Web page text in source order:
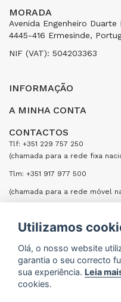
MORADA
Avenida Engenheiro Duarte
4445-416 Ermesinde,
NIF (VAT): 504203363
INFORMAÇÃO
A MINHA CONTA
CONTACTOS
Tlf: +351 229 757 250
(chamada para a rede fixa
Tlm: +351 917 977 500
(chamada para a rede móvel
ENVIAR
Utilizamos
Olá, o nosso website
garantia o seu correcto
sua experiência. Leia
cookies.